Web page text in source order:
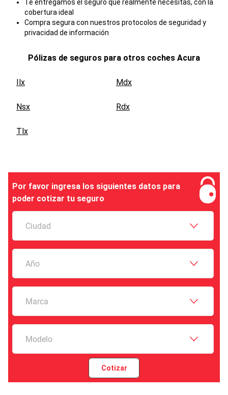
Te entregamos el seguro que realmente necesitas, con la
cobertura ideal
Compra segura con nuestros protocolos de seguridad y
privacidad de información
Pólizas de seguros para otros coches Acura
Ilx Mdx
Nsx Rdx
Tlx
Por favor ingresa los siguientes datos para
poder cotizar tu seguro
Ciudad
Año
Marca
Modelo
Cotizar